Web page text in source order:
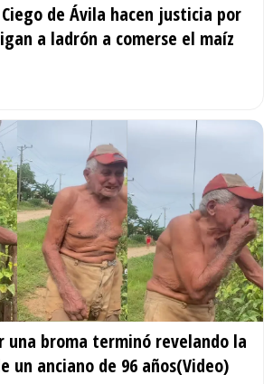
de Ávila hacen justicia por
a ladrón a comerse el maíz
una broma terminó revelando la
un anciano de 96 años(Video)